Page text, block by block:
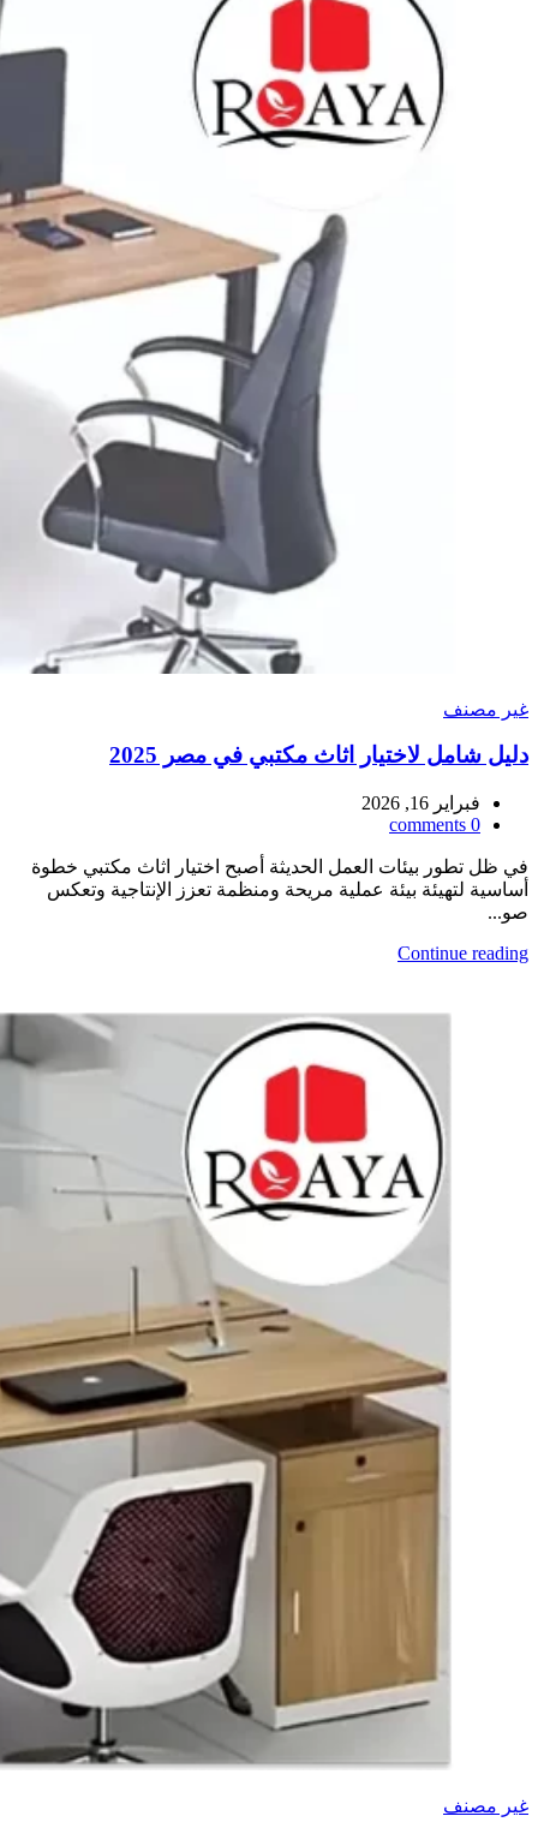
غير مصنف
دليل شامل لاختيار اثاث مكتبي في مصر 2025
فبراير 16, 2026
0
comments
في ظل تطور بيئات العمل الحديثة أصبح اختيار اثاث مكتبي خطوة
أساسية لتهيئة بيئة عملية مريحة ومنظمة تعزز الإنتاجية وتعكس
صو...
Continue reading
غير مصنف